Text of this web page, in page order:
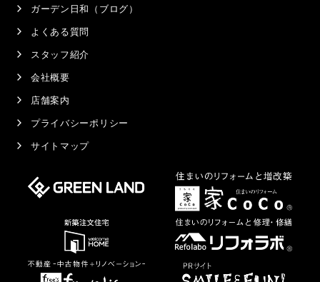
ガーデン日和（ブログ）
よくある質問
スタッフ紹介
会社概要
店舗案内
プライバシーポリシー
サイトマップ